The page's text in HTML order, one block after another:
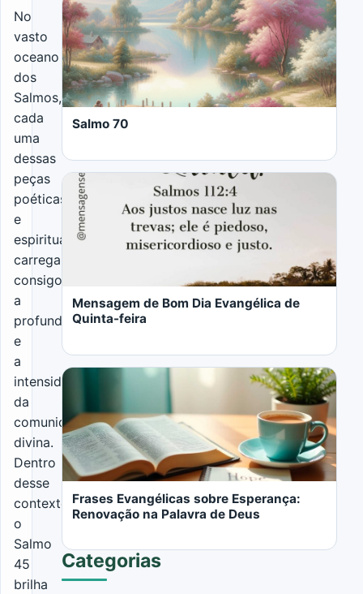
No
vasto
oceano
dos
Salmos,
cada
uma
dessas
peças
poéticas
e
espirituais
carrega
consigo
a
profundidade
e
a
intensidade
da
comunicação
divina.
Dentro
desse
contexto,
o
Salmo
45
brilha
LER MAIS
Salmo 70
Mensagem de Bom Dia Evangélica de
Quinta-feira
LER MAIS
Frases Evangélicas sobre Esperança:
Renovação na Palavra de Deus
Categorias